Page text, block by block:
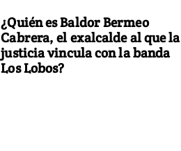
¿Quién es Baldor Bermeo
Cabrera, el exalcalde al que la
justicia vincula con la banda
Los Lobos?